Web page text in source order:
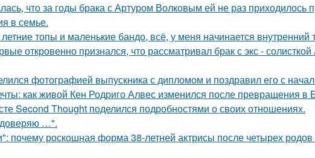
что за годы брака с Артуром Волковым ей не раз приходилось
в семье.
топы и маленькие бандо, всё, у меня начинается внутренний
откровенно признался, что рассматривал брак с экс -
фотографией выпускника с дипломом и поздравил его с
как живой Кен Родриго Алвес изменился после превращения в
Second Thought поделился подробностями о своих отношениях.
…".
почему роскошная форма 38-летней актрисы после четырех родов